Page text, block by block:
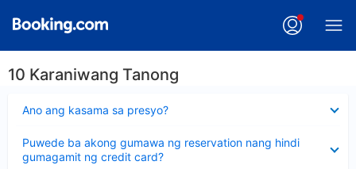
10 Karaniwang Tanong
Ano ang kasama sa presyo?
ang
Puwede ba akong gumawa ng reservation nang hindi
gumagamit ng credit card?
ang
sagot